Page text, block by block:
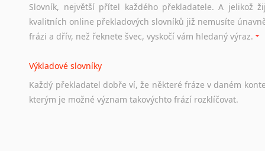
Odkazy poskytující cenné informace nekomerčního
hledat práci na internetu případně osobní zkušenosti
Hledáte-li
práci
stejná obecná pravidla, jako pro český životopis. Tak dost
Slovník, největší přítel každého překladatele. A jelikož
kvalitních online překladových slovníků již nemusíte
frázi a dřív, než řeknete švec, vyskočí vám hledaný výraz.
Výkladové slovníky
Každý překladatel dobře ví, že některé fráze v daném
kterým je možné význam takovýchto frází rozklíčovat.